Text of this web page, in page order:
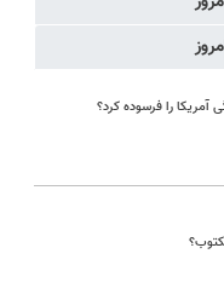
را فرسوده کرد؟